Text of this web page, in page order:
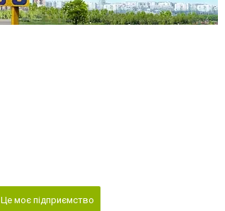
Це моє підприємство